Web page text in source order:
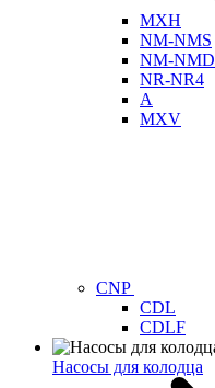
MXH
NM-NMS
NM-NMD
NR-NR4
A
MXV
CNP
CDL
CDLF
Насосы для колодца